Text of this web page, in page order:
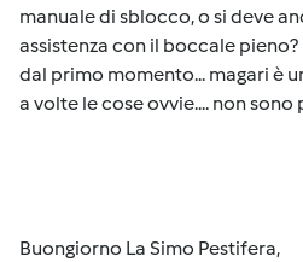
manuale di sblocco, o si deve
assistenza con il boccale pieno?
dal primo momento... magari è
a volte le cose ovvie.... non sono
Buongiorno La Simo Pestifera,